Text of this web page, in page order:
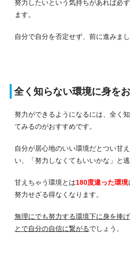
努力したいという気持ちがあれば必
ます。
自分で自分を否定せず、前に進みまし
全く知らない環境に身を
努力ができるようになるには、全く
てみるのがおすすめです。
自分が居心地のいい環境だとつい甘
い、「努力しなくてもいいかな」と逃
甘えちゃう環境とは180度違った環境
努力せざる得なくなります。
無理にでも努力する環境下に身を捧
とで自分の自信に繋がるでしょう。